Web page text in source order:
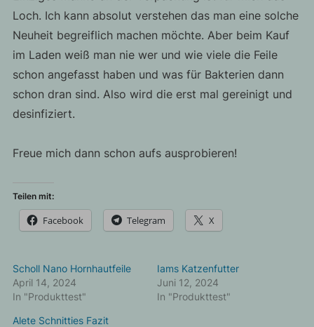
Loch. Ich kann absolut verstehen das man eine solche
Neuheit begreiflich machen möchte. Aber beim Kauf
im Laden weiß man nie wer und wie viele die Feile
schon angefasst haben und was für Bakterien dann
schon dran sind. Also wird die erst mal gereinigt und
desinfiziert.
Freue mich dann schon aufs ausprobieren!
Teilen mit:
Facebook Telegram X
Scholl Nano Hornhautfeile
April 14, 2024
In "Produkttest"
Iams Katzenfutter
Juni 12, 2024
In "Produkttest"
Alete Schnitties Fazit